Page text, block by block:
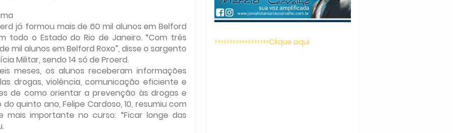
já formou mais de 60 mil alunos em Belford
todo o Estado do Rio de Janeiro. “Com três
mil alunos em Belford Roxo”, disse o sargento
Militar, sendo 14 só de Proerd.
meses, os alunos receberam informações
drogas, violência, comunicação eficiente e
de como orientar a prevenção às drogas e
quinto ano, Felipe Cardoso, 10, resumiu com
importante no curso: “Ficar longe das
>>>>>>>>>>>>>>>>>>Clique aqui